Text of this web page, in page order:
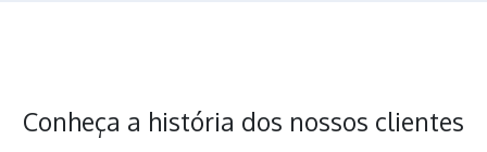
Conheça a história dos nossos clientes